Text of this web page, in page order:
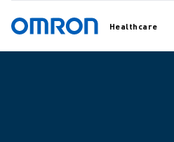
Healthcare